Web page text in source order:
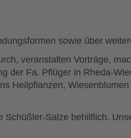
sowie über
veranstalten Vorträge,
der Fa. Pflüger in Rheda-
Heilpflanzen,
Salze behilflich.